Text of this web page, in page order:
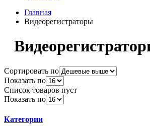
Главная
Видеорегистраторы
Сортировать по
Показать по
Список товаров пуст
Показать по
Категории